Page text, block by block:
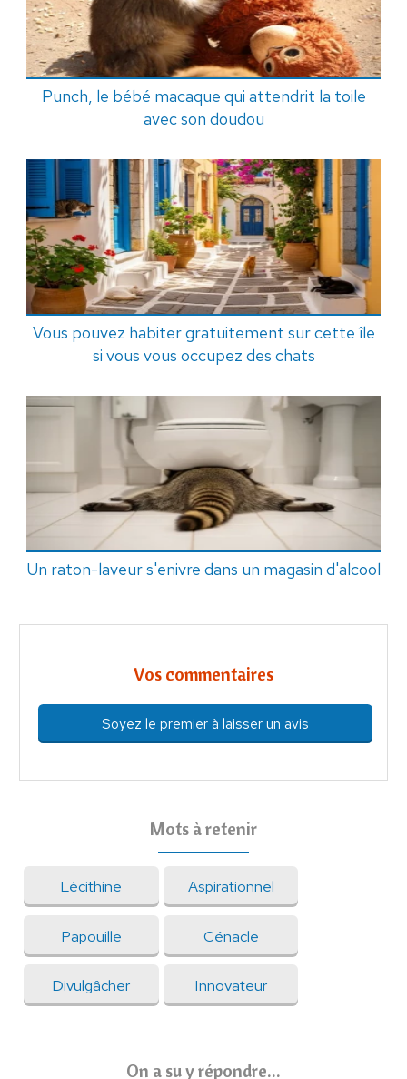
Punch, le bébé macaque qui attendrit la toile
avec son doudou
Vous pouvez habiter gratuitement sur cette île
si vous vous occupez des chats
Un raton-laveur s'enivre dans un magasin d'alcool
Vos commentaires
Soyez le premier à laisser un avis
Mots à retenir
Lécithine Aspirationnel
Papouille Cénacle
Divulgâcher Innovateur
On a su y répondre...